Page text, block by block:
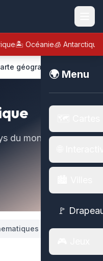
🏝️ Océanie🧊 Antarctique
🌍 Menu
🚩
géographique
du monde, carte du